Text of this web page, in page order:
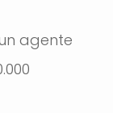
agente